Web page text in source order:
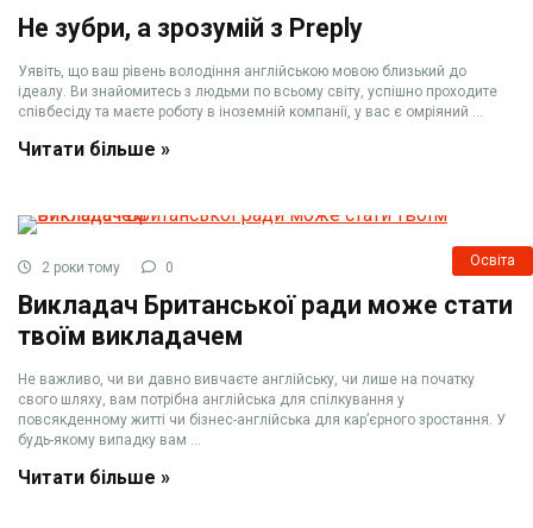
Не зубри, а зрозумій з Preply
Уявіть, що ваш рівень володіння англійською мовою близький до
ідеалу. Ви знайомитесь з людьми по всьому світу, успішно проходите
співбесіду та маєте роботу в іноземній компанії, у вас є омріяний ...
Читати більше »
Освіта
2 роки тому 0
Викладач Британської ради може стати
твоїм викладачем
Не важливо, чи ви давно вивчаєте англійську, чи лише на початку
свого шляху, вам потрібна англійська для спілкування у
повсякденному житті чи бізнес-англійська для кар’єрного зростання. У
будь-якому випадку вам ...
Читати більше »